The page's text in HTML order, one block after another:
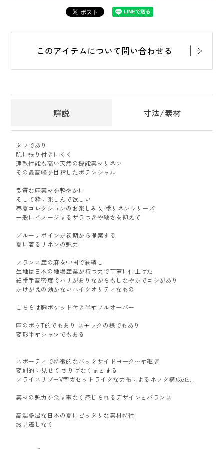
このアイテムについて問い合わせる
解説 寸法/素材
タフであり
肌に張り付きにくく
速乾性能も高い天然の機能素材リネン
その最高峰を目指したポテンシャル
良質な麻素材を軽やかに
そして粋に楽しんで欲しい
春夏コレクションのお楽しみ 定番リネンシリーズ
一般にイメージするザラつきや硬さを抑えて
ブルーナボインが初期から提案する
夏に着るリネンの魅力
フランス産の麻を中国で紡績し
生地は日本の地場産業が持つ力で丁寧に仕上げた
細番手高密度でハリがありながらもしなやかでコシがあり
かけがえの効かないハイクオリティなもの
こちらは胸ポケット付き半袖プルオーバー
麻のポケT的でもあり スモックの様でもあり
変形半袖シャツでもある
スポーティで特徴的なバックサイドヨーク〜袖継ぎ
変則的に見せて さりげなくまとまる
フライスリブ+V字ガセットライクな力布によるネック構成etc...
素材の魅力を余す事なく感じられるデザインとバランス
高温多湿な日本の夏にピッタリな素材特性
お見逃しなく